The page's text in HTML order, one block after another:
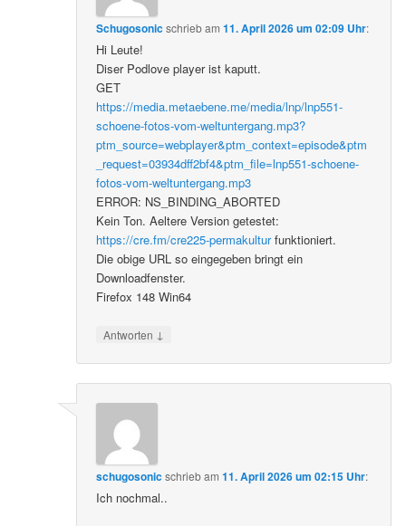
Schugosonicschriebam11. April 2026 um 02:09 Uhr:
Hi Leute!
Diser Podlove player ist kaputt.
GET
https://media.metaebene.me/media/lnp/lnp551-
schoene-fotos-vom-weltuntergang.mp3?
ptm_source=webplayer&ptm_context=episode&ptm
_request=03934dff2bf4&ptm_file=lnp551-schoene-
fotos-vom-weltuntergang.mp3
ERROR: NS_BINDING_ABORTED
Kein Ton. Aeltere Version getestet:
https://cre.fm/cre225-permakulturfunktioniert.
Die obige URL so eingegeben bringt ein
Downloadfenster.
Firefox 148 Win64
Antworten ↓
schugosonicschriebam11. April 2026 um 02:15 Uhr:
Ich nochmal..